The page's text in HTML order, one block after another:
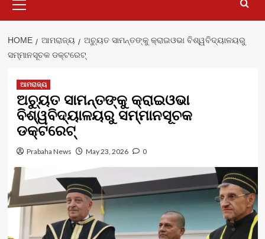
Menu
HOME ଆମରାଜ୍ୟ
ଅଚ୍ୟୁତ ସାମନ୍ତଙ୍କୁ କ୍ରାଇଓଭା ବିଶ୍ୱବିଦ୍ୟାଳୟରୁ
ସମ୍ମାନସୂଚକ ଡକ୍ଟରେଟ୍
ଆମରାଜ୍ୟ
ଅଚ୍ୟୁତ ସାମନ୍ତଙ୍କୁ କ୍ରାଇଓଭା
ବିଶ୍ୱବିଦ୍ୟାଳୟରୁ ସମ୍ମାନସୂଚକ
ଡକ୍ଟରେଟ୍
Prabaha News May 23, 2026 0